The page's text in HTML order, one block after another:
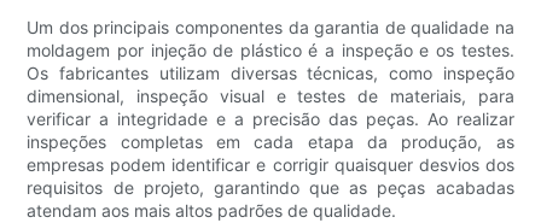
Um dos principais componentes da garantia de qualidade na
moldagem por injeção de plástico é a inspeção e os testes.
Os fabricantes utilizam diversas técnicas, como inspeção
dimensional, inspeção visual e testes de materiais, para
verificar a integridade e a precisão das peças. Ao realizar
inspeções completas em cada etapa da produção, as
empresas podem identificar e corrigir quaisquer desvios dos
requisitos de projeto, garantindo que as peças acabadas
atendam aos mais altos padrões de qualidade.